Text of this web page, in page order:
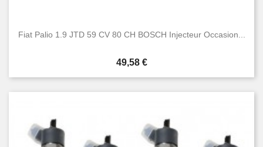
Fiat Palio 1.9 JTD 59 CV 80 CH BOSCH Injecteur Occasion...
Prix
49,58 €